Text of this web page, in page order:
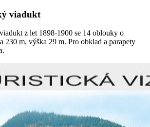
viadukt
z let 1898-1900 se 14 oblouky o
230 m, výška 29 m. Pro obklad a parapety